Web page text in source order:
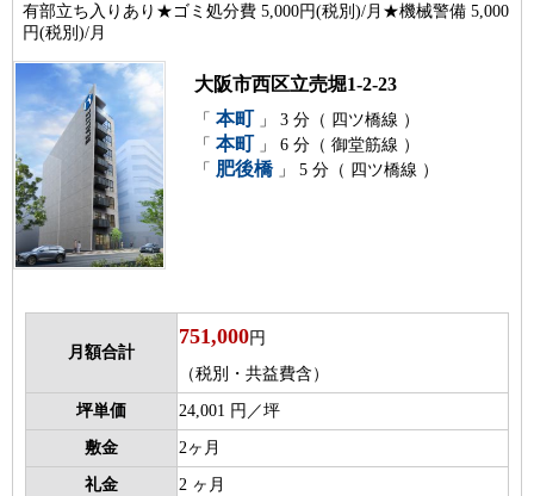
有部立ち入りあり★ゴミ処分費 5,000円(税別)/月★機械警備 5,000
円(税別)/月
大阪市西区立売堀1-2-23
「 本町 」 3 分（ 四ツ橋線 ）
「 本町 」 6 分（ 御堂筋線 ）
「 肥後橋 」 5 分（ 四ツ橋線 ）
月額合計
751,000円
（税別・共益費含）
坪単価 24,001 円／坪
敷金 2ヶ月
礼金 2 ヶ月